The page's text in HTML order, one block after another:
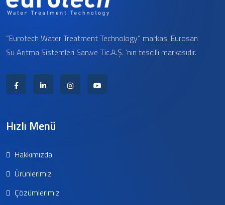
“Eurotech Water Treatment Technology” markası Eurosan
Su Arıtma Sistemleri San.ve Tic.A.Ş. ‘nin tescilli markasıdır.
Hızlı Menü
Hakkımızda
Ürünlerimiz
Çözümlerimiz